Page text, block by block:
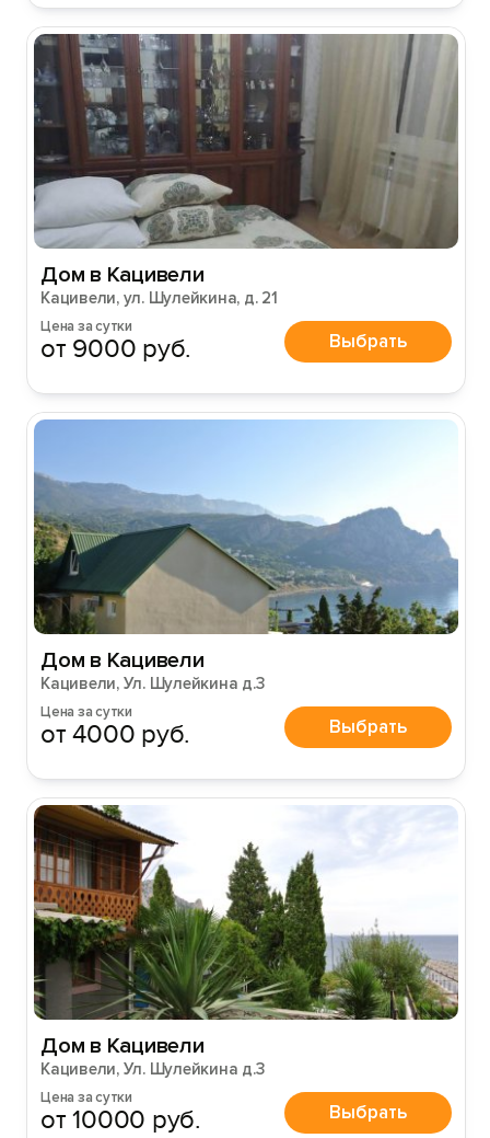
Дом в Кацивели
Кацивели, ул. Шулейкина, д. 21
Цена за сутки
от 9000 руб. Выбрать
Дом в Кацивели
Кацивели, Ул. Шулейкина д.3
Цена за сутки
от 4000 руб. Выбрать
Дом в Кацивели
Кацивели, Ул. Шулейкина д.3
Цена за сутки
от 10000 руб. Выбрать
Войти с помощью